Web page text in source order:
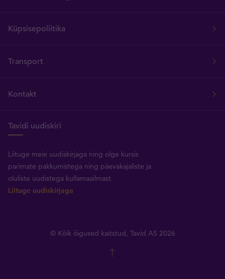
Küpsisepoliitika
Transport
Kontakt
Tavidi uudiskiri
Liituge meie uudiskirjaga ning olge kursis
parimate pakkumistega ning päevakajaliste ja
oluliste uudistega kullamaailmast.
Liituge uudiskirjaga
© Kõik õigused kaitstud, Tavid AS 2026